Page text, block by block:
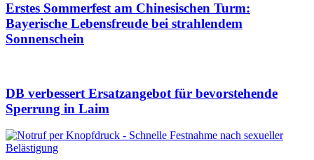
Erstes Sommerfest am Chinesischen Turm:
Bayerische Lebensfreude bei strahlendem
Sonnenschein
DB verbessert Ersatzangebot für bevorstehende
Sperrung in Laim